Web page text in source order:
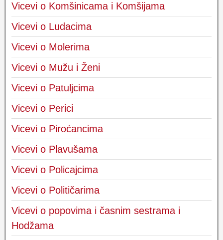
Vicevi o Komšinicama i Komšijama
Vicevi o Ludacima
Vicevi o Molerima
Vicevi o Mužu i Ženi
Vicevi o Patuljcima
Vicevi o Perici
Vicevi o Piroćancima
Vicevi o Plavušama
Vicevi o Policajcima
Vicevi o Političarima
Vicevi o popovima i časnim sestrama i
Hodžama